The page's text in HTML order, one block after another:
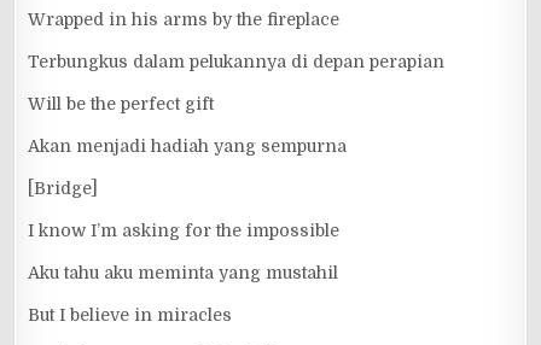
Wrapped in his arms by the fireplace
Terbungkus dalam pelukannya di depan perapian
Will be the perfect gift
Akan menjadi hadiah yang sempurna
[Bridge]
I know I’m asking for the impossible
Aku tahu aku meminta yang mustahil
But I believe in miracles